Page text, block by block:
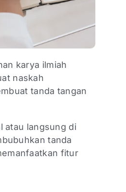
karya ilmiah
naskah
tanda tangan
atau langsung di
tanda
fitur